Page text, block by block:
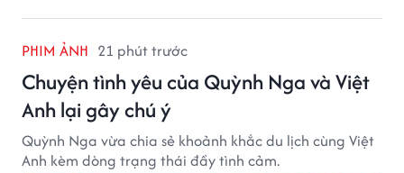
PHIM ẢNH 21 phút trước
Chuyện tình yêu của Quỳnh Nga và Việt
Anh lại gây chú ý
Quỳnh Nga vừa chia sẻ khoảnh khắc du lịch cùng Việt
Anh kèm dòng trạng thái đầy tình cảm.